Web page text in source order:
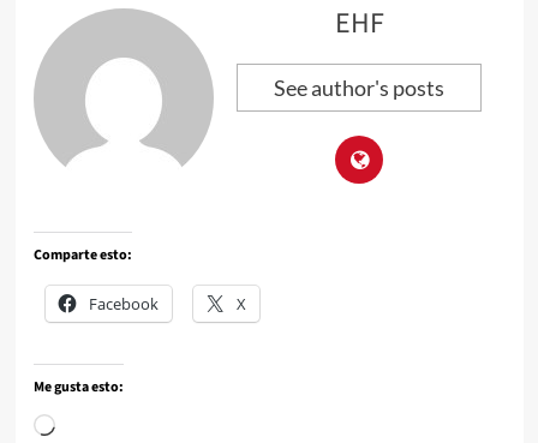
EHF
See author's posts
Comparte esto:
Facebook X
Me gusta esto: